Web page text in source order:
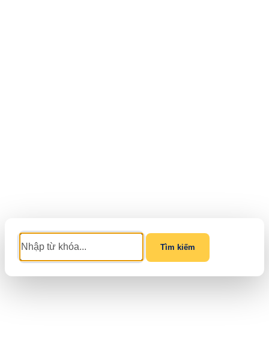
Tìm kiếm